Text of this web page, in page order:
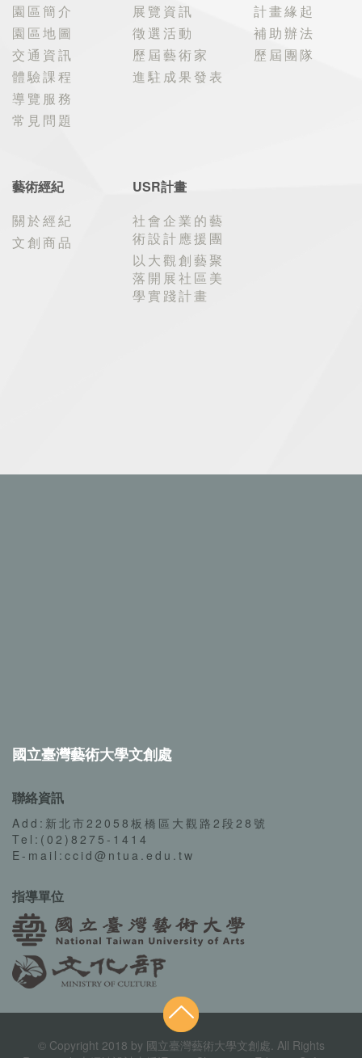
園區簡介
園區地圖
交通資訊
體驗課程
導覽服務
常見問題
展覽資訊
徵選活動
歷屆藝術家
進駐成果發表
計畫緣起
補助辦法
歷屆團隊
藝術經紀
關於經紀
文創商品
USR計畫
社會企業的藝
術設計應援團
以大觀創藝聚
落開展社區美
學實踐計畫
國立臺灣藝術大學文創處
聯絡資訊
Add:新北市22058板橋區大觀路2段28號
Tel:(02)8275-1414
E-mail:ccid@ntua.edu.tw
指導單位
© Copyright 2018 by 國立臺灣藝術大學文創處. All Rights